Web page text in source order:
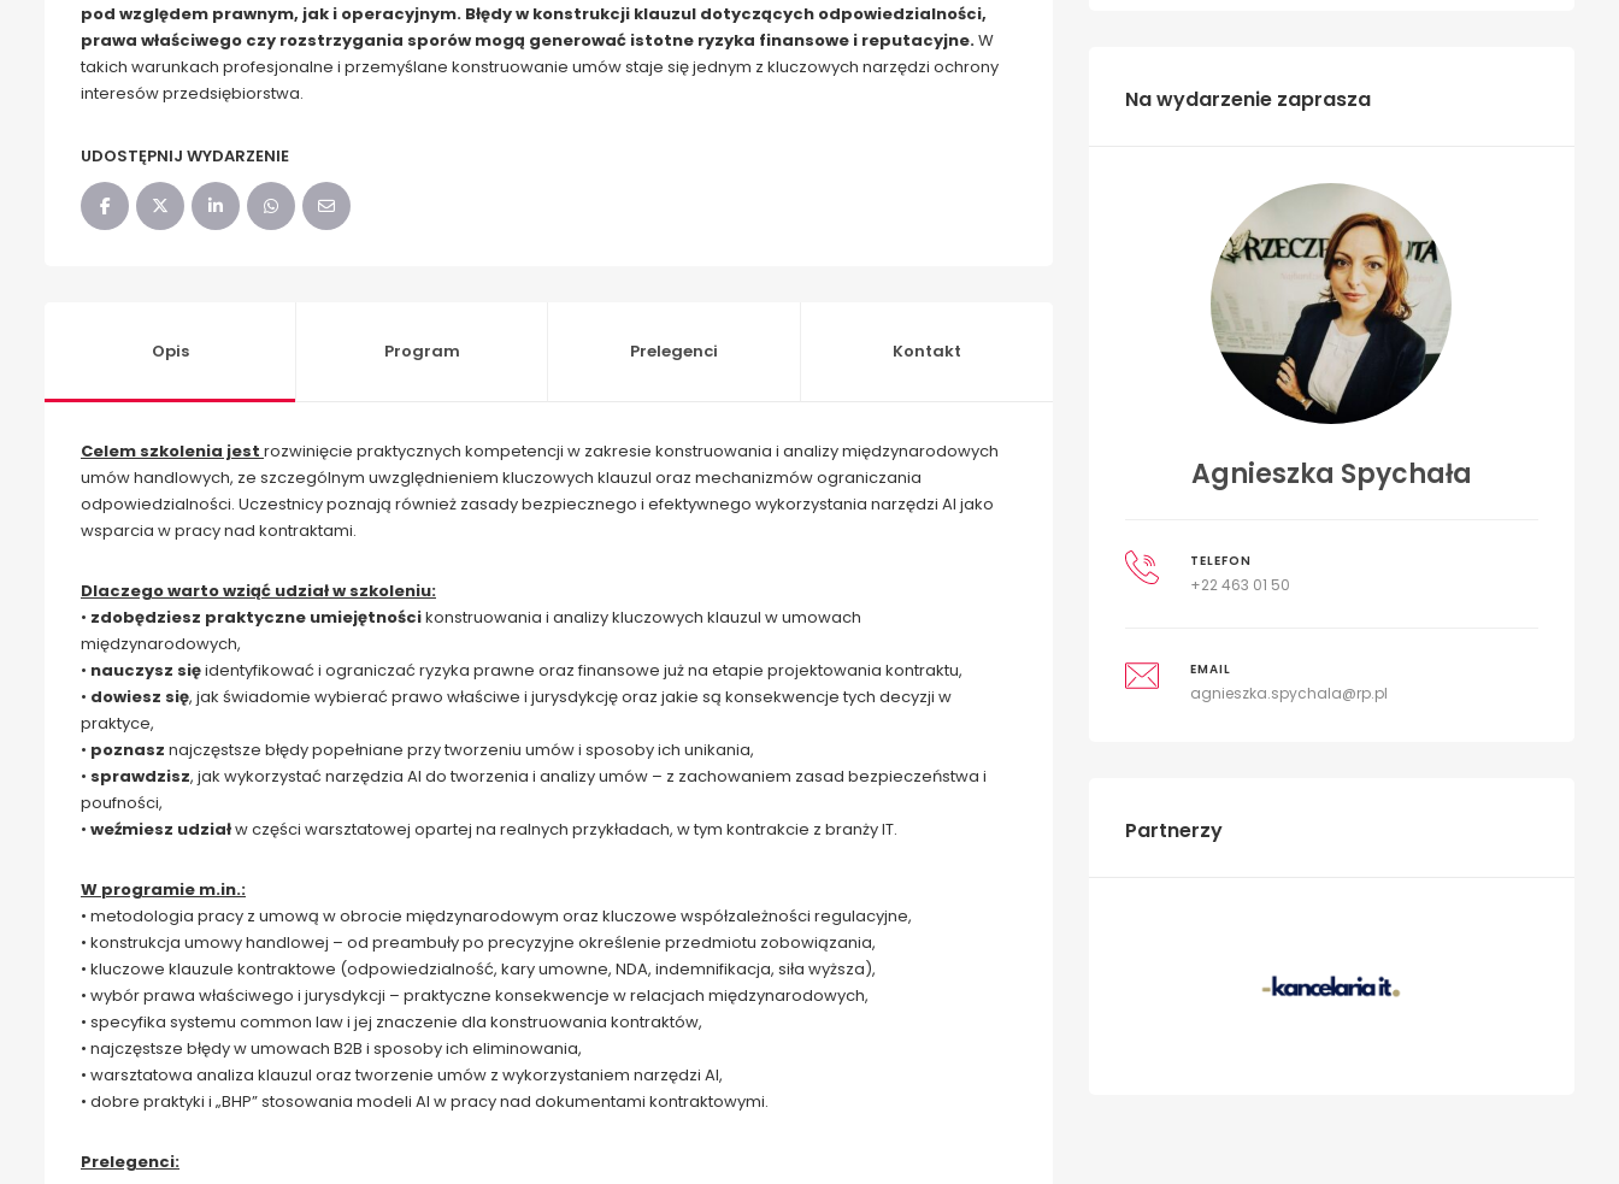
pod względem prawnym, jak i operacyjnym. Błędy w konstrukcji klauzul dotyczących odpowiedzialności,
prawa właściwego czy rozstrzygania sporów mogą generować istotne ryzyka finansowe i reputacyjne.W
takich warunkach profesjonalne i przemyślane konstruowanie umów staje się jednym z kluczowych narzędzi ochrony
interesów przedsiębiorstwa.
UDOSTĘPNIJ WYDARZENIE
Opis Program Prelegenci Kontakt
Celem szkolenia jest rozwinięcie praktycznych kompetencji w zakresie konstruowania i analizy międzynarodowych
umów handlowych, ze szczególnym uwzględnieniem kluczowych klauzul oraz mechanizmów ograniczania
odpowiedzialności. Uczestnicy poznają również zasady bezpiecznego i efektywnego wykorzystania narzędzi AI jako
wsparcia w pracy nad kontraktami.
Dlaczego warto wziąć udział w szkoleniu:
• zdobędziesz praktyczne umiejętnościkonstruowania i analizy kluczowych klauzul w umowach
międzynarodowych,
• nauczysz sięidentyfikować i ograniczać ryzyka prawne oraz finansowe już na etapie projektowania kontraktu,
• dowiesz się, jak świadomie wybierać prawo właściwe i jurysdykcję oraz jakie są konsekwencje tych decyzji w
praktyce,
• poznasz najczęstsze błędy popełniane przy tworzeniu umów i sposoby ich unikania,
• sprawdzisz, jak wykorzystać narzędzia AI do tworzenia i analizy umów – z zachowaniem zasad bezpieczeństwa i
poufności,
• weźmiesz udziałw części warsztatowej opartej na realnych przykładach, w tym kontrakcie z branży IT.
W programie m.in.:
• metodologia pracy z umową w obrocie międzynarodowym oraz kluczowe współzależności regulacyjne,
• konstrukcja umowy handlowej – od preambuły po precyzyjne określenie przedmiotu zobowiązania,
• kluczowe klauzule kontraktowe (odpowiedzialność, kary umowne, NDA, indemnifikacja, siła wyższa),
• wybór prawa właściwego i jurysdykcji – praktyczne konsekwencje w relacjach międzynarodowych,
• specyfika systemu common law i jej znaczenie dla konstruowania kontraktów,
• najczęstsze błędy w umowach B2B i sposoby ich eliminowania,
• warsztatowa analiza klauzul oraz tworzenie umów z wykorzystaniem narzędzi AI,
• dobre praktyki i „BHP” stosowania modeli AI w pracy nad dokumentami kontraktowymi.
Prelegenci:
Na wydarzenie zaprasza
Agnieszka Spychała
TELEFON
+22 463 01 50
EMAIL
agnieszka.spychala@rp.pl
Partnerzy